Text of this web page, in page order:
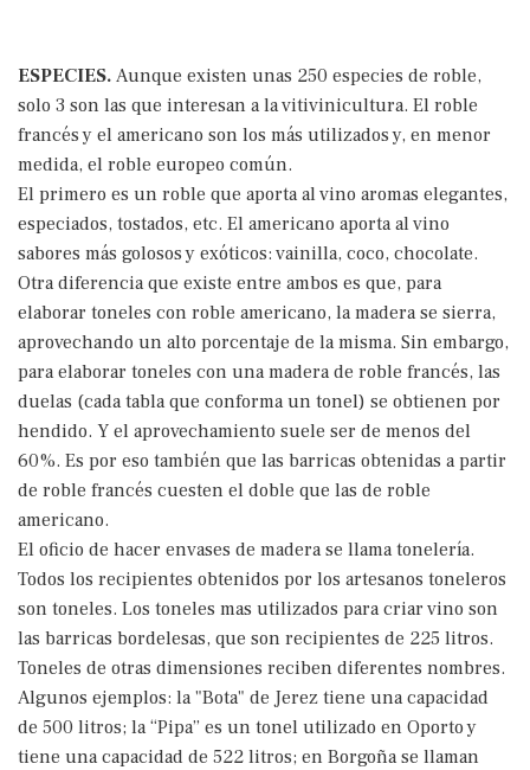
ESPECIES. Aunque existen unas 250 especies de roble,
solo 3 son las que interesan a la vitivinicultura. El roble
francés y el americano son los más utilizados y, en menor
medida, el roble europeo común.
El primero es un roble que aporta al vino aromas elegantes,
especiados, tostados, etc. El americano aporta al vino
sabores más golosos y exóticos: vainilla, coco, chocolate.
Otra diferencia que existe entre ambos es que, para
elaborar toneles con roble americano, la madera se sierra,
aprovechando un alto porcentaje de la misma. Sin embargo,
para elaborar toneles con una madera de roble francés, las
duelas (cada tabla que conforma un tonel) se obtienen por
hendido. Y el aprovechamiento suele ser de menos del
60%. Es por eso también que las barricas obtenidas a partir
de roble francés cuesten el doble que las de roble
americano.
El oficio de hacer envases de madera se llama tonelería.
Todos los recipientes obtenidos por los artesanos toneleros
son toneles. Los toneles mas utilizados para criar vino son
las barricas bordelesas, que son recipientes de 225 litros.
Toneles de otras dimensiones reciben diferentes nombres.
Algunos ejemplos: la "Bota" de Jerez tiene una capacidad
de 500 litros; la “Pipa” es un tonel utilizado en Oporto y
tiene una capacidad de 522 litros; en Borgoña se llaman